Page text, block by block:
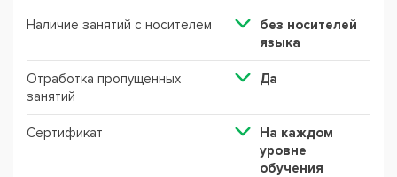
Наличие занятий с носителем
без носителей
языка
Отработка пропущенных
занятий
Да
Сертификат
На каждом
уровне
обучения